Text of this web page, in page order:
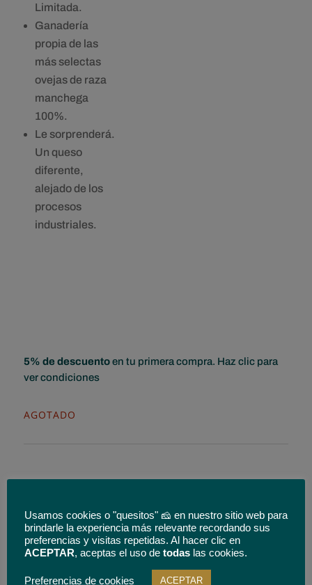
Limitada.
Ganadería
propia de las
más selectas
ovejas de raza
manchega
100%.
Le sorprenderá.
Un queso
diferente,
alejado de los
procesos
industriales.
5% de descuentoen tu primera compra. Haz clic para
ver condiciones
AGOTADO
Categorías:Cuñas de Queso de Oveja ,Cuñas de Queso
Manchego,Marca Portezuelo
peninsular.
Usamos cookies o "quesitos" 🧀 en nuestro sitio web para
brindarle la experiencia más relevante recordando sus
preferencias y visitas repetidas. Al hacer clic en
ACEPTAR, aceptas el uso de todas las cookies.
Preferencias de cookies ACEPTAR